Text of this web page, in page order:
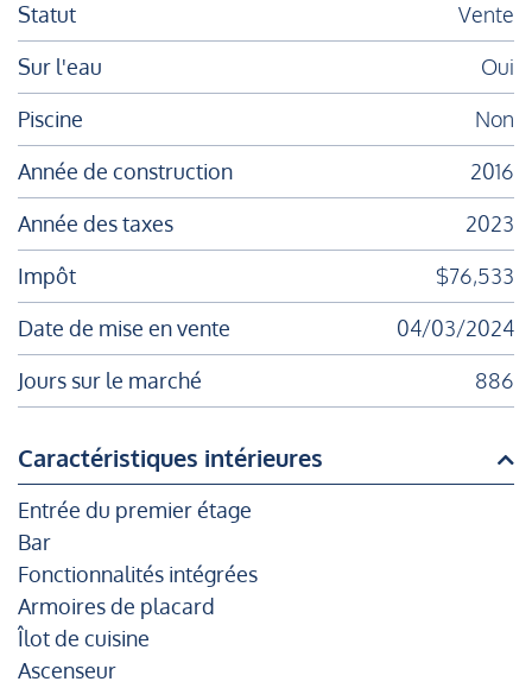
Statut
Vente
Sur l'eau
Oui
Piscine
Non
Année de construction
2016
Année des taxes
2023
Impôt
$76,533
Date de mise en vente
04/03/2024
Jours sur le marché
886
Caractéristiques intérieures
Entrée du premier étage
Bar
Fonctionnalités intégrées
Armoires de placard
Îlot de cuisine
Ascenseur